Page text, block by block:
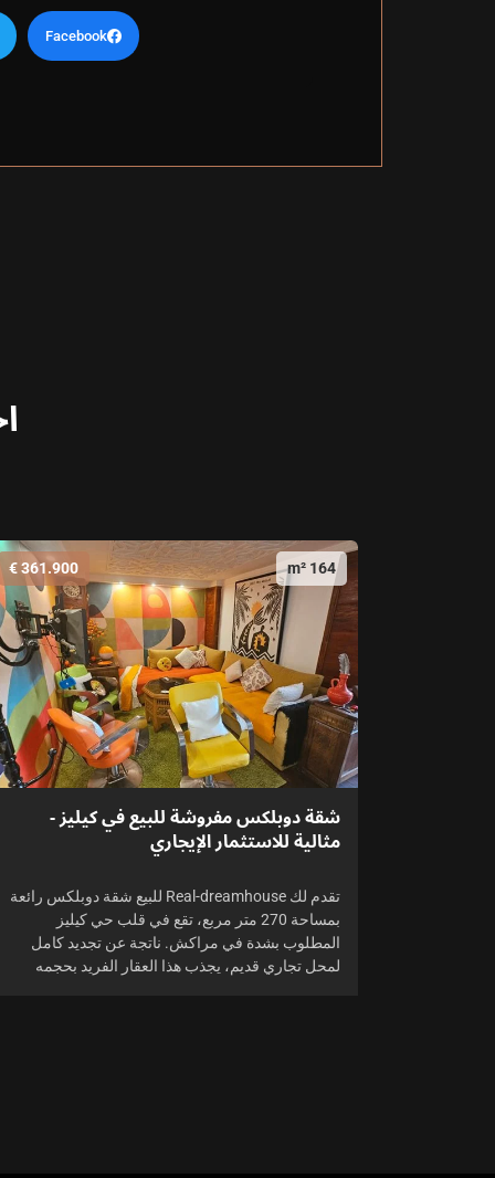
Facebook
164 m²
361.900 €
شقة دوبلكس مفروشة للبيع في كيليز -
مثالية للاستثمار الإيجاري
تقدم لك Real-dreamhouse للبيع شقة دوبلكس رائعة
بمساحة 270 متر مربع، تقع في قلب حي كيليز
المطلوب بشدة في مراكش. ناتجة عن تجديد كامل
لمحل تجاري قديم، يجذب هذا العقار الفريد بحجمه